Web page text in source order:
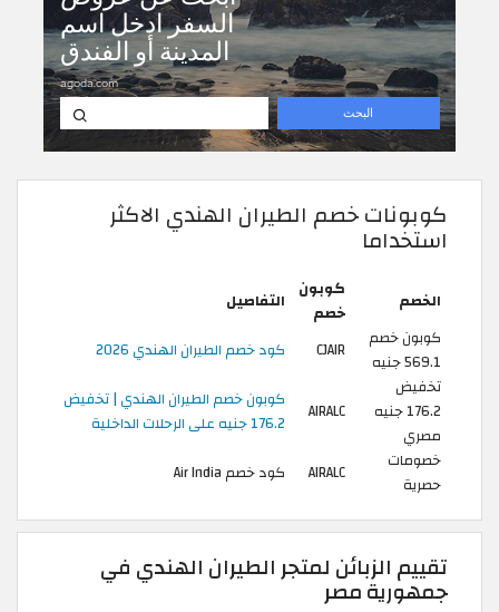
كوبونات خصم الطيران الهندي الاكثر
استخداما
الخصم
كوبون
خصم
التفاصيل
كوبون خصم
569.1 جنيه
CJAIR
كود خصم الطيران الهندي 2026
تخفيض
176.2 جنيه
مصري
AIRALC
كوبون خصم الطيران الهندي | تخفيض
176.2 جنيه على الرحلات الداخلية
خصومات
حصرية
AIRALC كود خصم Air India
تقييم الزبائن لمتجر الطيران الهندي في
جمهورية مصر